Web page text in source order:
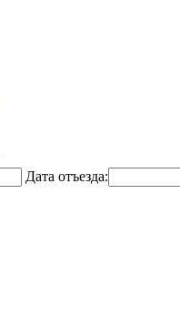
Дата отъезда: